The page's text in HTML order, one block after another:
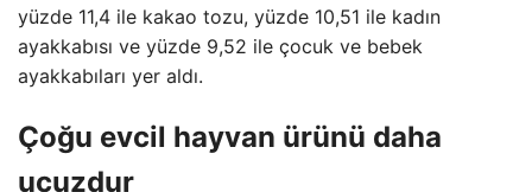
yüzde 11,4 ile kakao tozu, yüzde 10,51 ile kadın
ayakkabısı ve yüzde 9,52 ile çocuk ve bebek
ayakkabıları yer aldı.
Çoğu evcil hayvan ürünü daha
ucuzdur